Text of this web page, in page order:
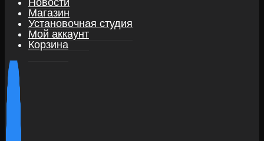
Новости
Магазин
Установочная студия
Мой аккаунт
Корзина